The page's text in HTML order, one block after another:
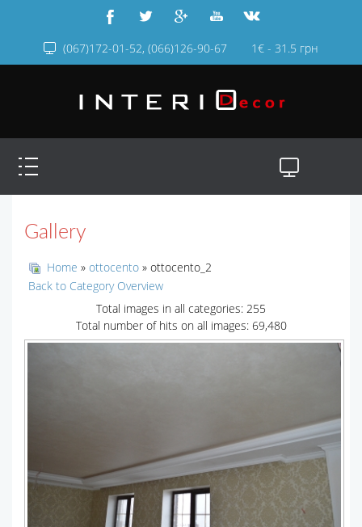
(067)172-01-52, (066)126-90-67 1€ - 31.5 грн
Gallery
Home » ottocento » ottocento_2
Back to Category Overview
Total images in all categories: 255
Total number of hits on all images: 69,480